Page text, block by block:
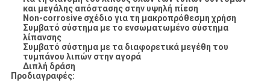
και μεγάλης απόστασης στην υψηλή πίεση
Non-corrosive σχέδιο για τη μακροπρόθεσμη χρήση
Συμβατό σύστημα με το ενσωματωμένο σύστημα
λίπανσης
Συμβατό σύστημα με τα διαφορετικά μεγέθη του
τυμπάνου λιπών στην αγορά
Διπλή δράση
Προδιαγραφές: